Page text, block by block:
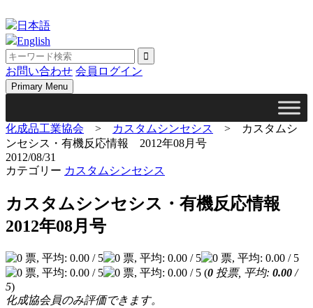
to
content
日本語
English
お問い合わせ 会員ログイン
Primary Menu
化成品工業協会 > カスタムシンセシス >
カスタムシ
ンセシス・有機反応情報 2012年08月号
2012/08/31
カテゴリー カスタムシンセシス
カスタムシンセシス・有機反応情報
2012年08月号
(0 投票, 平均: 0.00 /
5)
化成協会員のみ評価できます。